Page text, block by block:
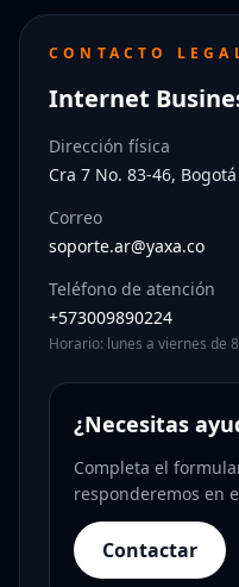
CONTACTO
Internet
Dirección física
Cra 7 No. 83-46,
Correo
soporte.ar@yaxa.co
Teléfono de atención
+573009890224
Horario: lunes a viernes de
¿Necesitas
Completa el
responderemos en
Contactar